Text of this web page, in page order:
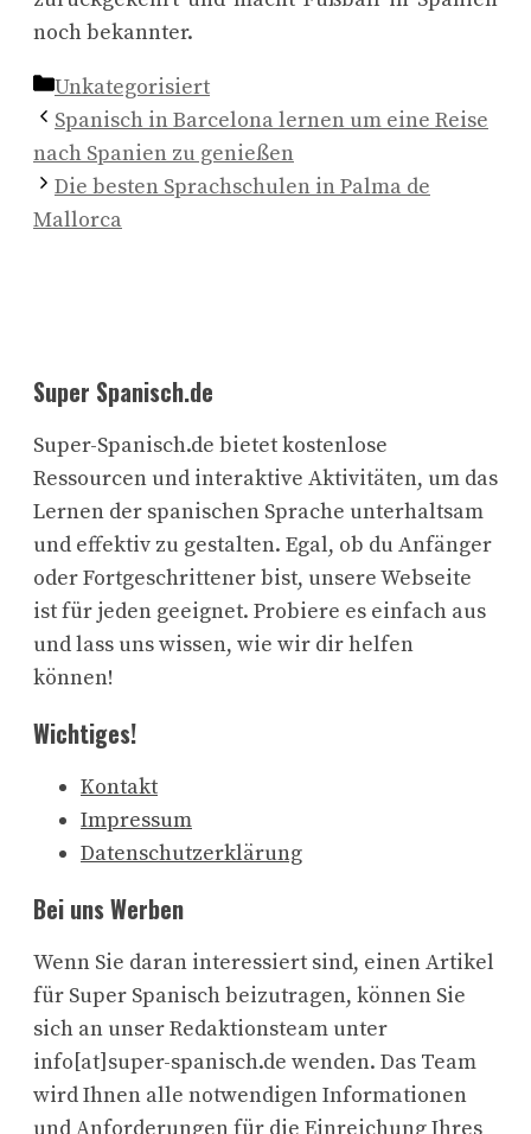
noch bekannter.
Kategorien
Unkategorisiert
Spanisch in Barcelona lernen um eine Reise
nach Spanien zu genießen
Die besten Sprachschulen in Palma de
Mallorca
Super Spanisch.de
Super-Spanisch.de bietet kostenlose
Ressourcen und interaktive Aktivitäten, um das
Lernen der spanischen Sprache unterhaltsam
und effektiv zu gestalten. Egal, ob du Anfänger
oder Fortgeschrittener bist, unsere Webseite
ist für jeden geeignet. Probiere es einfach aus
und lass uns wissen, wie wir dir helfen
können!
Wichtiges!
Kontakt
Impressum
Datenschutzerklärung
Bei uns Werben
Wenn Sie daran interessiert sind, einen Artikel
für Super Spanisch beizutragen, können Sie
sich an unser Redaktionsteam unter
info[at]super-spanisch.de wenden. Das Team
wird Ihnen alle notwendigen Informationen